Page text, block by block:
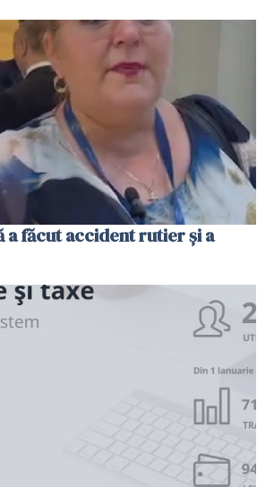
a făcut accident rutier și a